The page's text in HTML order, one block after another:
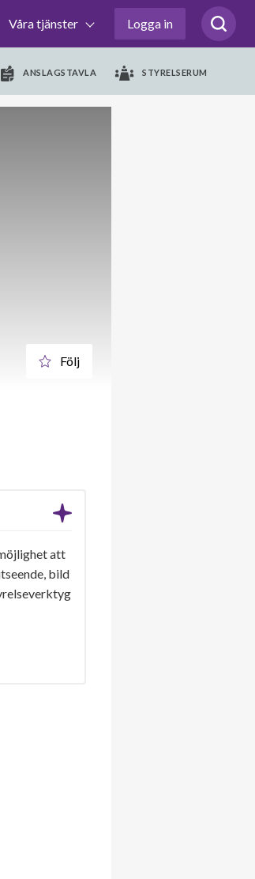
Våra tjänster Logga in
ANSLAGSTAVLA STYRELSERUM
Följ
att
bild